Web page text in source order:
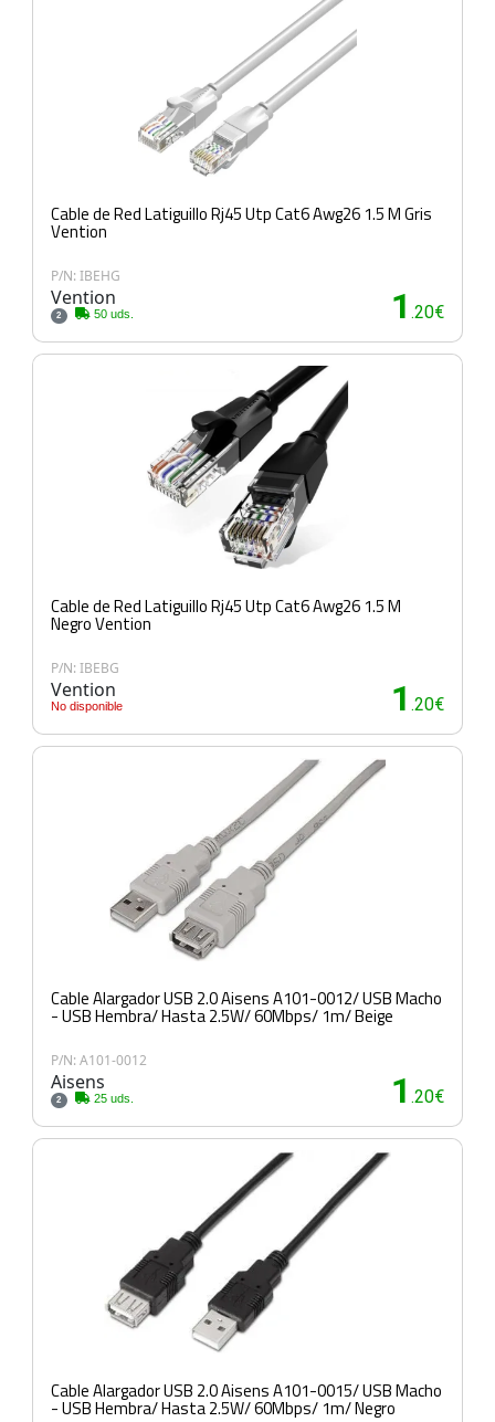
Cable de Red Latiguillo Rj45 Utp Cat6 Awg26 1.5 M Gris
Vention
P/N: IBEHG
Vention
2 50 uds. 1 .20€
Cable de Red Latiguillo Rj45 Utp Cat6 Awg26 1.5 M
Negro Vention
P/N: IBEBG
Vention
No disponible 1 .20€
Cable Alargador USB 2.0 Aisens A101-0012/ USB Macho
- USB Hembra/ Hasta 2.5W/ 60Mbps/ 1m/ Beige
P/N: A101-0012
Aisens
2 25 uds. 1 .20€
Cable Alargador USB 2.0 Aisens A101-0015/ USB Macho
- USB Hembra/ Hasta 2.5W/ 60Mbps/ 1m/ Negro